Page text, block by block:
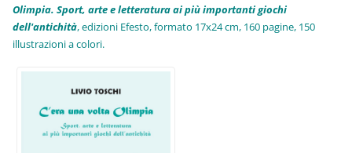
Olimpia. Sport, arte e letteratura ai più importanti giochi
dell'antichità,edizioni Efesto, formato 17x24 cm, 160 pagine, 150
illustrazioni a colori.